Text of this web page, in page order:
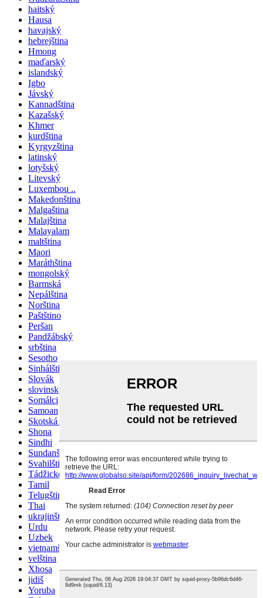
haitský
Hausa
havajský
hebrejština
Hmong
maďarský
islandský
Igbo
Jávský
Kannadština
Kazašský
Khmer
kurdština
Kyrgyzština
latinský
lotyšský
Litevský
Luxembou ..
Makedonština
Malgaština
Malajština
Malayalam
maltština
Maori
Maráthština
mongolský
Barmská
Nepálština
Norština
Paštštino
Peršan
Pandžábský
srbština
Sesotho
Sinhálština
Slovák
slovinský
Somálci
Samoan
Skotská gaelština
Shona
Sindhi
Sundanština
Svahilština
Tádžické
Tamil
Telugština
Thai
ukrajinština
Urdu
Uzbek
vietnamština
velština
Xhosa
jidiš
Yoruba